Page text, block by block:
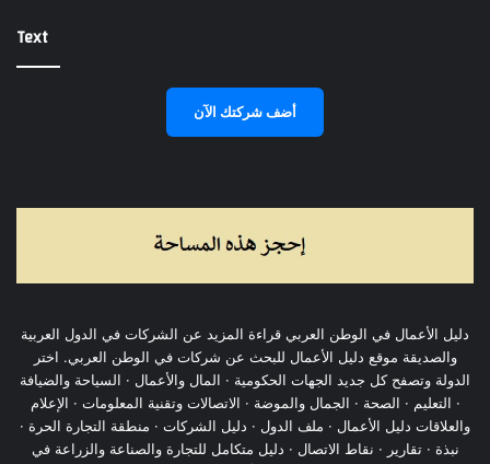
Text
أضف شركتك الآن
دليل الأعمال في الوطن العربي قراءة المزيد عن الشركات في الدول العربية
والصديقة موقع دليل الأعمال للبحث عن شركات في الوطن العربي. اختر
الدولة وتصفح كل جديد الجهات الحكومية · المال والأعمال · السياحة والضيافة
· التعليم · الصحة · الجمال والموضة · الاتصالات وتقنية المعلومات · الإعلام
والعلاقات دليل الأعمال · ملف الدول · دليل الشركات · منطقة التجارة الحرة ·
نبذة · تقارير · نقاط الاتصال · دليل متكامل للتجارة والصناعة والزراعة في